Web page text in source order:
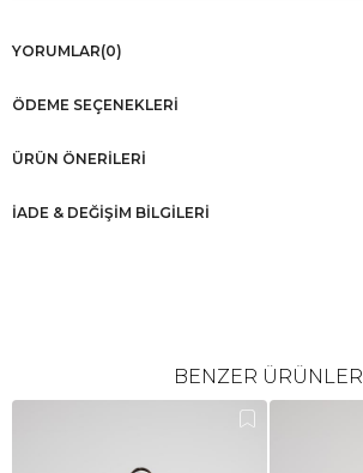
YORUMLAR(0)
ÖDEME SEÇENEKLERI
ÜRÜN ÖNERILERI
İADE & DEĞİŞİM BİLGİLERİ
BENZER ÜRÜNLER